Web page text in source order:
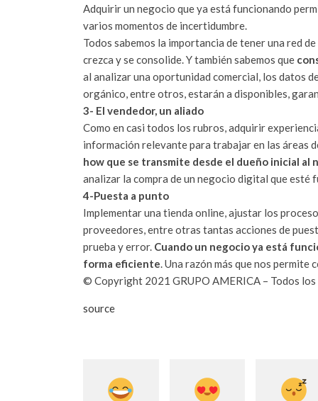
Adquirir un negocio que ya está funcionando
varios momentos de incertidumbre.
Todos sabemos la importancia de tener una red
crezca y se consolide. Y también sabemos que
al analizar una oportunidad comercial, los datos
orgánico, entre otros, estarán a disponibles,
3- El vendedor, un aliado
Como en casi todos los rubros, adquirir
información relevante para trabajar en las áreas
how que se transmite desde el dueño inicial
analizar la compra de un negocio digital que esté
4-Puesta a punto
Implementar una tienda online, ajustar los
proveedores, entre otras tantas acciones de
prueba y error. Cuando un negocio ya está
forma eficiente. Una razón más que nos
© Copyright 2021 GRUPO AMERICA – Todos
source